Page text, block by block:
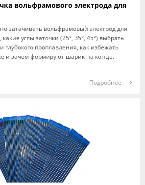
вольфрамового электрода для
затачивать вольфрамовый электрод для
углы заточки (25°, 35°, 45°) выбрать
глубокого проплавления, как избежать
и зачем формируют шарик на конце.
Подробнее